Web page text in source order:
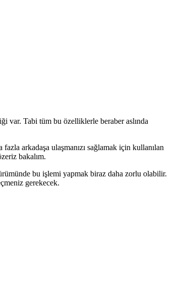
var. Tabi tüm bu özelliklerle beraber aslında
arkadaşa ulaşmanızı sağlamak için kullanılan
bakalım.
bu işlemi yapmak biraz daha zorlu olabilir.
gerekecek.